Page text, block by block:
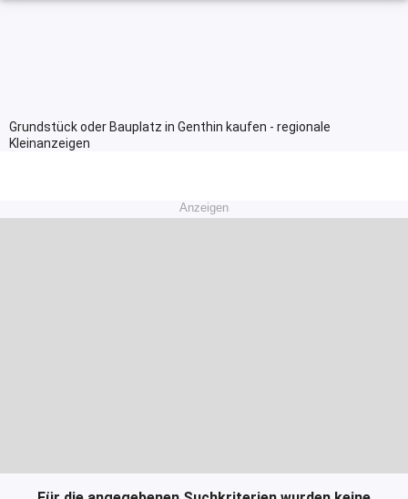
Grundstück oder Bauplatz in Genthin kaufen - regionale
Kleinanzeigen
Anzeigen